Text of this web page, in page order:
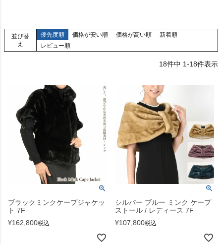
並び替
え
優先度順 価格が安い順 価格が高い順
新着順
レビュー順
18件中 1-18件表示
ブラックミンクケープジャケッ
ト 7F
¥162,800税込
シルバー ブルー ミンク ケープ
ストール / レディース 7F
¥107,800税込